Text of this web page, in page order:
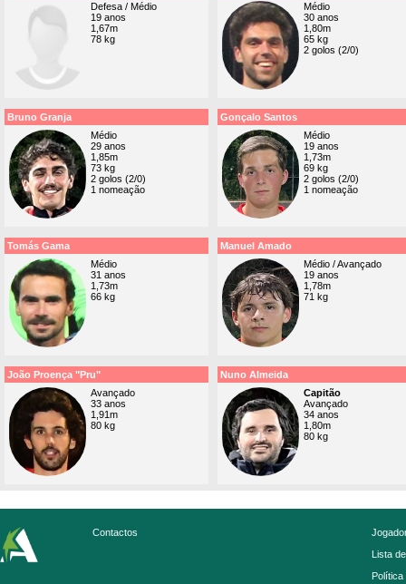
Defesa / Médio
19 anos
1,67m
78 kg
Médio
30 anos
1,80m
65 kg
2 golos (2/0)
Bruno Granja
Médio
29 anos
1,85m
73 kg
2 golos (2/0)
1 nomeação
Gonçalo Santos
Médio
19 anos
1,73m
69 kg
2 golos (2/0)
1 nomeação
Tomás Gama
Médio
31 anos
1,73m
66 kg
Manuel Amado
Médio / Avançado
19 anos
1,78m
71 kg
João Proença "Pru"
Avançado
33 anos
1,91m
80 kg
Nuno Almeida
Capitão
Avançado
34 anos
1,80m
80 kg
Contactos
Lista
Política